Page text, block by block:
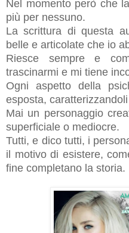
Nel momento però che
più per nessuno.
La scrittura di questa
belle e articolate che io
Riesce sempre e
trascinarmi e mi tiene
Ogni aspetto della
esposta,
Mai un personaggio
superficiale o mediocre.
Tutti, e dico tutti, i
il motivo di esistere,
fine completano la storia.